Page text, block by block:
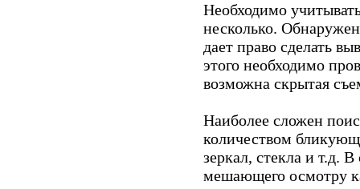
Необходимо
несколько.
дает право сделать
этого необходимо
возможна скрытая
Наиболее сложен
количеством
зеркал, стекла и т.д.
мешающего осмотру